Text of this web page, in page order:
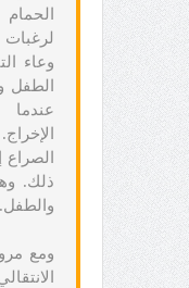
وعاء
الطفل
ذلك.
والطفل.
ومع